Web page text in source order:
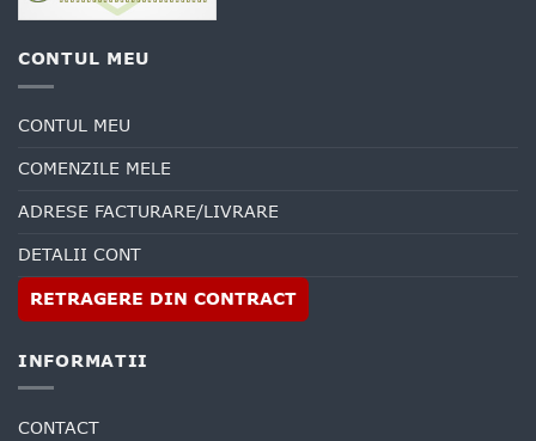
CONTUL MEU
CONTUL MEU
COMENZILE MELE
ADRESE FACTURARE/LIVRARE
DETALII CONT
RETRAGERE DIN CONTRACT
INFORMATII
CONTACT